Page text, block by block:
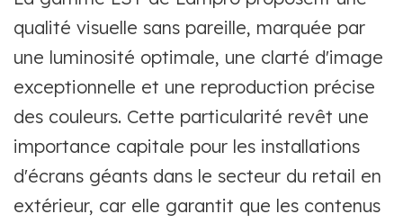
qualité visuelle sans pareille, marquée par
une luminosité optimale, une clarté d'image
exceptionnelle et une reproduction précise
des couleurs. Cette particularité revêt une
importance capitale pour les installations
d'écrans géants dans le secteur du retail en
extérieur, car elle garantit que les contenus